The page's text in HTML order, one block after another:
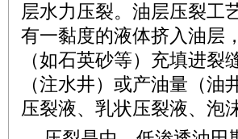
层水力压裂。油层压裂工
有一黏度的液体挤入油层
（如石英砂等）充填进
（注水井）或产油量（
压裂液、乳状压裂液、